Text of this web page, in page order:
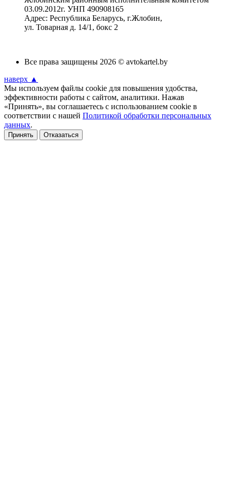
03.09.2012г. УНП 490908165
Адрес: Республика Беларусь, г.Жлобин,
ул. Товарная д. 14/1, бокс 2
Все права защищены 2026 © avtokartel.by
наверх ▲
Мы используем файлы cookie для повышения удобства,
эффективности работы с сайтом, аналитики. Нажав
«Принять», вы соглашаетесь с использованием cookie в
соответствии с нашей Политикой обработки персональных
данных.
Принять Отказаться